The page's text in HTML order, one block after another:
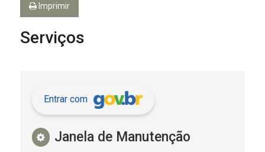
Imprimir
Serviços
Entrar com
Janela de Manutenção